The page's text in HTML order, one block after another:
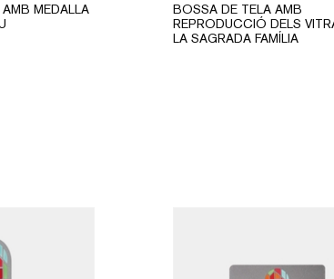
MEDALLA
BOSSA DE TELA AMB
REPRODUCCIÓ DELS
LA SAGRADA FAMÍLIA